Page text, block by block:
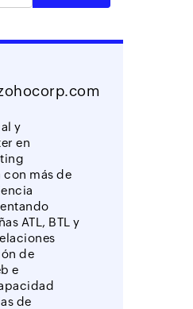
y
en
con más de
ATL, BTL y
de
e
de